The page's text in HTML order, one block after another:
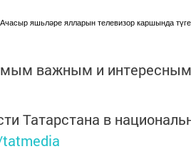
яшьләре ялларын телевизор каршында
важным и
Татарстана в